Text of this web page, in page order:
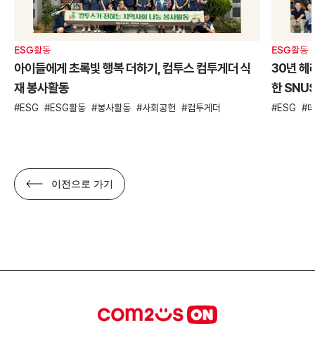
ESG활동
아이들에게 초록빛 행복 더하기, 컴투스 컴투게더 식
재 봉사활동
ESG ESG활동 봉사활동 사회공헌 컴투게더
ESG활동
30년 헤
한
ESG
이전으로 가기